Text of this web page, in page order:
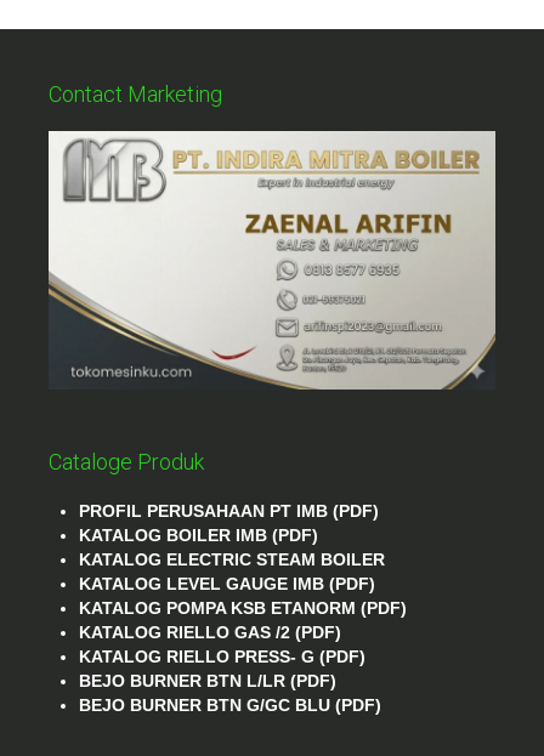
Contact Marketing
Cataloge Produk
PROFIL PERUSAHAAN PT IMB (PDF)
KATALOG BOILER IMB (PDF)
KATALOG ELECTRIC STEAM BOILER
KATALOG LEVEL GAUGE IMB (PDF)
KATALOG POMPA KSB ETANORM (PDF)
KATALOG RIELLO GAS /2 (PDF)
KATALOG RIELLO PRESS- G (PDF)
BEJO BURNER BTN L/LR (PDF)
BEJO BURNER BTN G/GC BLU (PDF)